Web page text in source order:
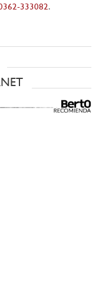
333082.